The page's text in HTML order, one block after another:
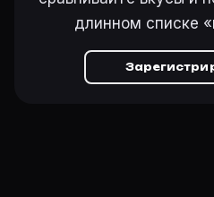
длинном списке